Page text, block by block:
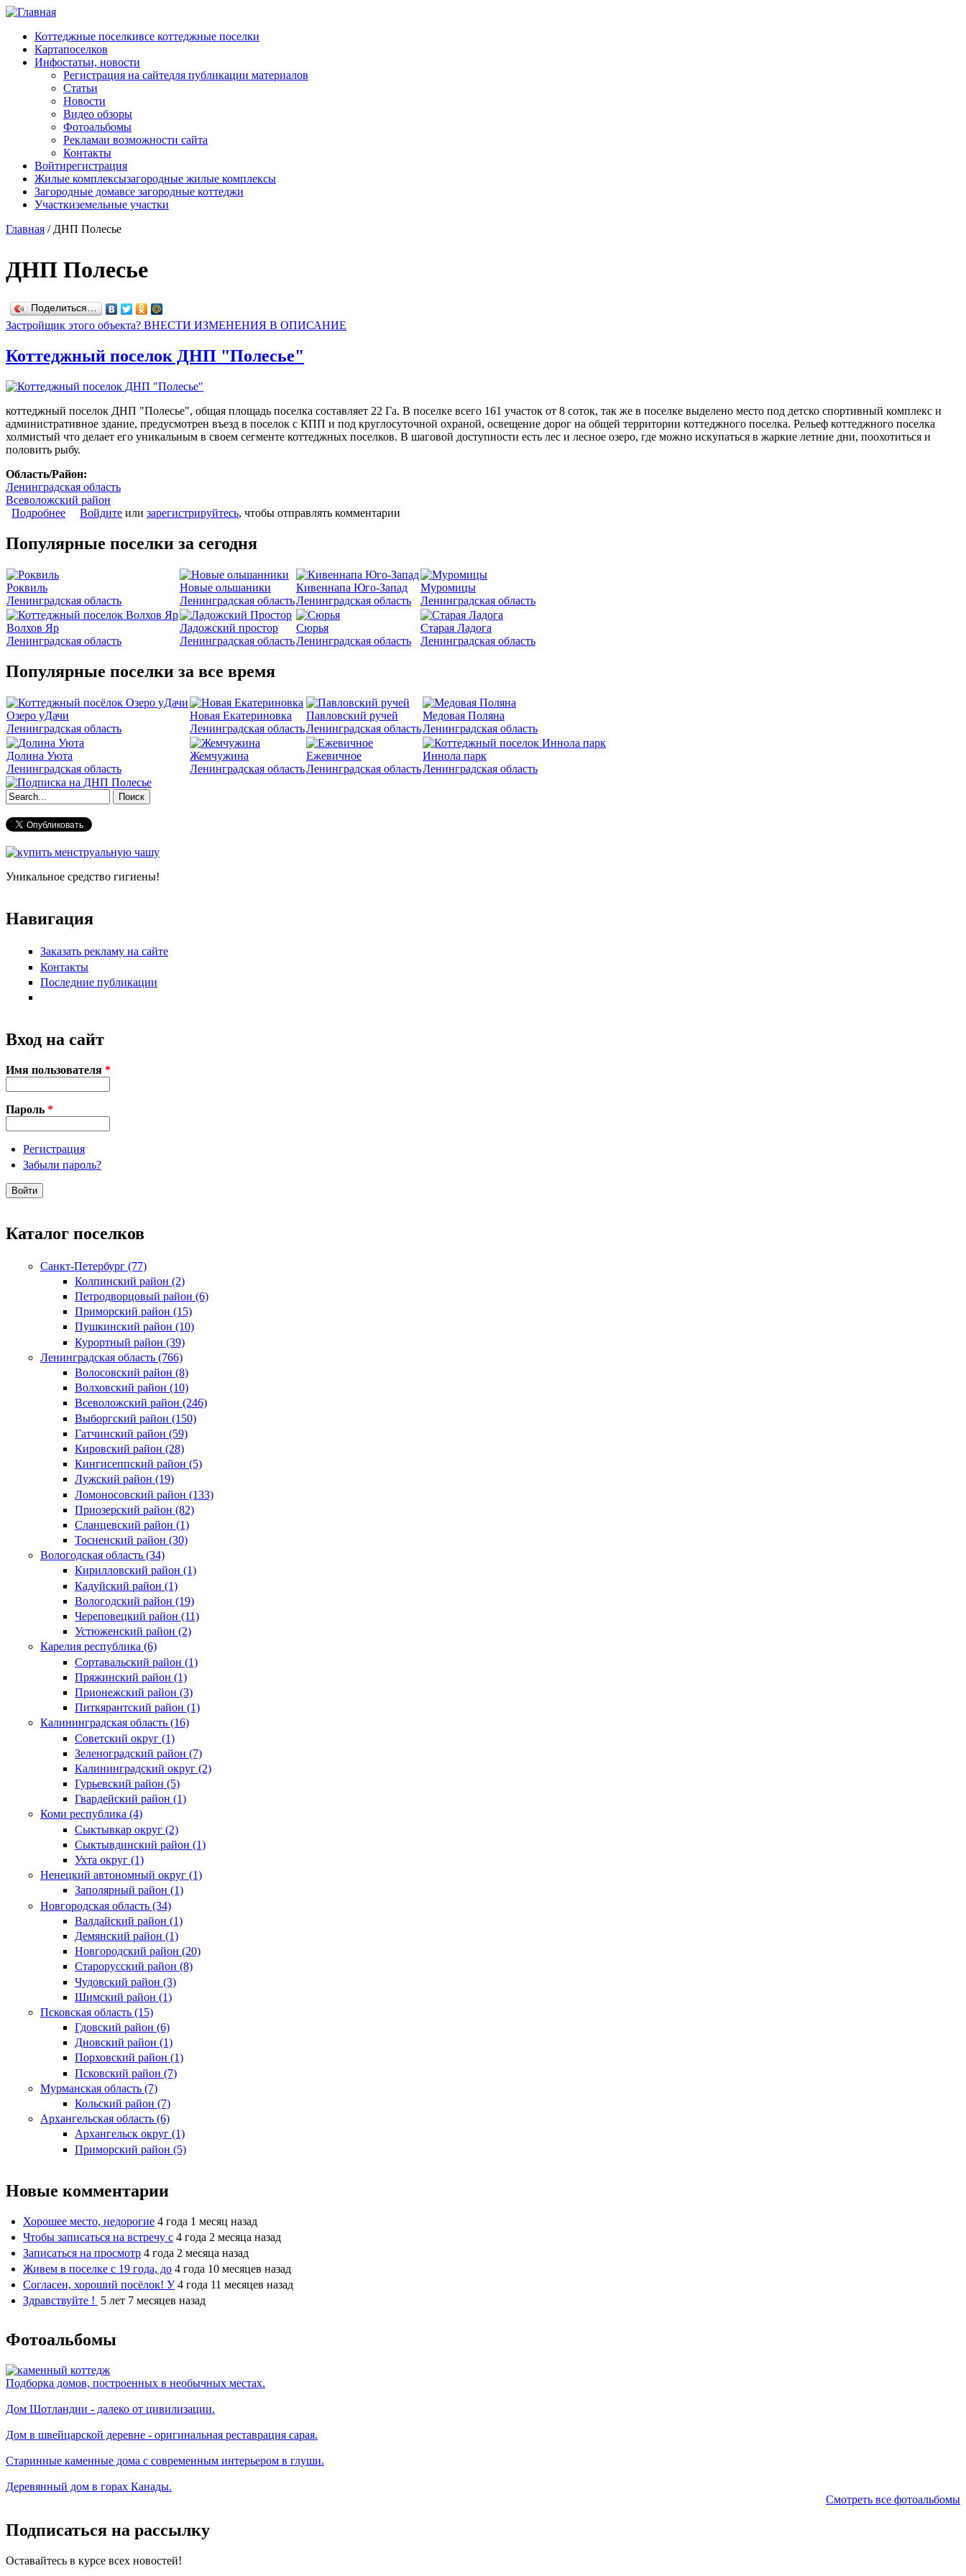
Перейти к основному содержанию
Коттеджные поселкивсе коттеджные поселки
Картапоселков
Инфостатьи, новости
Регистрация на сайтедля публикации материалов
Статьи
Новости
Видео обзоры
Фотоальбомы
Рекламаи возможности сайта
Контакты
Войтирегистрация
Жилые комплексызагородные жилые комплексы
Загородные домавсе загородные коттеджи
Участкиземельные участки
Главная /ДНП Полесье
ДНП Полесье
Поделиться…
Застройщик этого объекта? ВНЕСТИ ИЗМЕНЕНИЯ В ОПИСАНИЕ
Коттеджный поселок ДНП "Полесье"
коттеджный поселок ДНП "Полесье", общая площадь поселка составляет 22 Га. В поселке всего 161 участок от 8 соток, так же в поселке выделено место под детско спортивный комплекс и
административное здание, предусмотрен въезд в поселок с КПП и под круглосуточной охраной, освещение дорог на общей территории коттеджного поселка. Рельеф коттеджного поселка
холмистый что делает его уникальным в своем сегменте коттеджных поселков. В шаговой доступности есть лес и лесное озеро, где можно искупаться в жаркие летние дни, поохотиться и
половить рыбу.
Область/Район:
Ленинградская область
Всеволожский район
Подробнее о Коттеджный поселок ДНП "Полесье"
Войдите или зарегистрируйтесь, чтобы отправлять комментарии
Популярные поселки за сегодня
Роквиль
Ленинградская область
Новые ольшаники
Ленинградская область
Кивеннапа Юго-Запад
Ленинградская область
Муромицы
Ленинградская область
Волхов Яр
Ленинградская область
Ладожский простор
Ленинградская область
Сюрья
Ленинградская область
Старая Ладога
Ленинградская область
Популярные поселки за все время
Озеро уДачи
Ленинградская область
Новая Екатериновка
Ленинградская область
Павловский ручей
Ленинградская область
Медовая Поляна
Ленинградская область
Долина Уюта
Ленинградская область
Жемчужина
Ленинградская область
Ежевичное
Ленинградская область
Иннола парк
Ленинградская область
Форма поиска
Уникальное средство гигиены!
Навигация
Заказать рекламу на сайте
Контакты
Последние публикации
Вход на сайт
Имя пользователя *
Пароль *
Регистрация
Забыли пароль?
Каталог поселков
Санкт-Петербург (77)
Колпинский район (2)
Петродворцовый район (6)
Приморский район (15)
Пушкинский район (10)
Курортный район (39)
Ленинградская область (766)
Волосовский район (8)
Волховский район (10)
Всеволожский район (246)
Выборгский район (150)
Гатчинский район (59)
Кировский район (28)
Кингисеппский район (5)
Лужский район (19)
Ломоносовский район (133)
Приозерский район (82)
Сланцевский район (1)
Тосненский район (30)
Вологодская область (34)
Кирилловский район (1)
Кадуйский район (1)
Вологодский район (19)
Череповецкий район (11)
Устюженский район (2)
Карелия республика (6)
Сортавальский район (1)
Пряжинский район (1)
Прионежский район (3)
Питкярантский район (1)
Калининградская область (16)
Советский округ (1)
Зеленоградский район (7)
Калининградский округ (2)
Гурьевский район (5)
Гвардейский район (1)
Коми республика (4)
Сыктывкар округ (2)
Сыктывдинский район (1)
Ухта округ (1)
Ненецкий автономный округ (1)
Заполярный район (1)
Новгородская область (34)
Валдайский район (1)
Демянский район (1)
Новгородский район (20)
Старорусский район (8)
Чудовский район (3)
Шимский район (1)
Псковская область (15)
Гдовский район (6)
Дновский район (1)
Порховский район (1)
Псковский район (7)
Мурманская область (7)
Кольский район (7)
Архангельская область (6)
Архангельск округ (1)
Приморский район (5)
Новые комментарии
Хорошее место, недорогие 4 года 1 месяц назад
Чтобы записаться на встречу с 4 года 2 месяца назад
Записаться на просмотр 4 года 2 месяца назад
Живем в поселке с 19 года, до 4 года 10 месяцев назад
Согласен, хороший посёлок! У 4 года 11 месяцев назад
Здравствуйте ! 5 лет 7 месяцев назад
Фотоальбомы
Подборка домов, построенных в необычных местах.
Дом Шотландии - далеко от цивилизации.
Дом в швейцарской деревне - оригинальная реставрация сарая.
Старинные каменные дома с современным интерьером в глуши.
Деревянный дом в горах Канады.
Смотреть все фотоальбомы
Подписаться на рассылку
Оставайтесь в курсе всех новостей!